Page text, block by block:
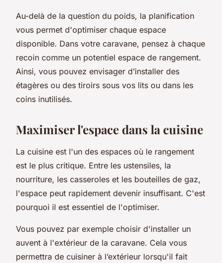
Au-delà de la question du poids, la planification
vous permet d'optimiser chaque espace
disponible. Dans votre caravane, pensez à chaque
recoin comme un potentiel espace de rangement.
Ainsi, vous pouvez envisager d’installer des
étagères ou des tiroirs sous vos lits ou dans les
coins inutilisés.
Maximiser l'espace dans la cuisine
La cuisine est l'un des espaces où le rangement
est le plus critique. Entre les ustensiles, la
nourriture, les casseroles et les bouteilles de gaz,
l'espace peut rapidement devenir insuffisant. C'est
pourquoi il est essentiel de l'optimiser.
Vous pouvez par exemple choisir d'installer un
auvent à l'extérieur de la caravane. Cela vous
permettra de cuisiner à l’extérieur lorsqu'il fait